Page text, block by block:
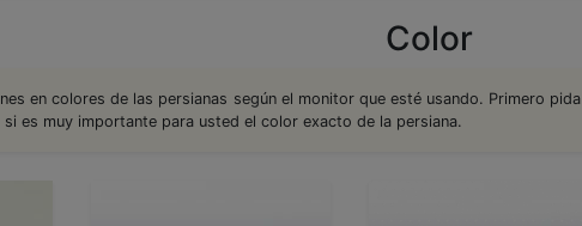
Color
en colores de las persianas según el monitor que esté usando. Primero pida
si es muy importante para usted el color exacto de la persiana.